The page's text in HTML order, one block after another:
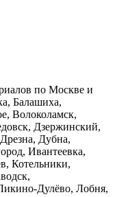
по Москве и
Балашиха,
Волоколамск,
Дзержинский,
Дубна,
Ивантеевка,
Котельники,
Дулёво, Лобня,